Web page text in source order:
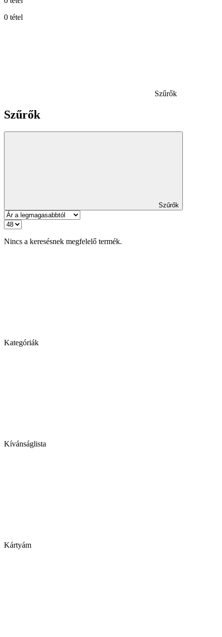
0 tétel
Szűrők
Szűrők
Szűrők
Nincs a keresésnek megfelelő termék.
Kategóriák
Kívánságlista
Kártyám